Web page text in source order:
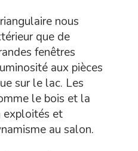
nous
que de
fenêtres
aux pièces
sur le lac. Les
le bois et la
exploités et
au salon.